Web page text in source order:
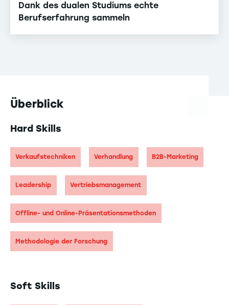
Dank des dualen Studiums echte
Berufserfahrung sammeln
Überblick
Hard Skills
Verkaufstechniken Verhandlung B2B-Marketing
Leadership Vertriebsmanagement
Offline- und Online-Präsentationsmethoden
Methodologie der Forschung
Soft Skills